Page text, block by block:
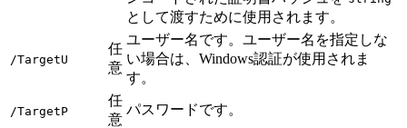
として渡すために使用されます。
/TargetU
任
意
ユーザー名です。ユーザー名を指定しな
い場合は、Windows認証が使用されま
す。
/TargetP
任
意
パスワードです。